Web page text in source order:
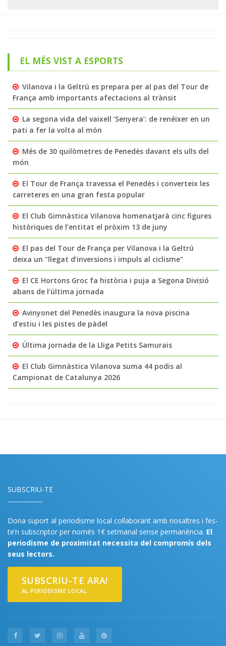
EL MÉS VIST A ESPORTS
Vilanova i la Geltrú es prepara per al pas del Tour de
França amb importants afectacions al trànsit
La segona vida del vaixell ‘Senyera’: de renéixer en un
pati a fer la volta al món
Més de 30 quilòmetres de Penedès davant els ulls del
món
El Tour de França travessa el Penedès i converteix les
carreteres en una gran festa popular
El Club Gimnàstica Vilanova homenatjarà cinc figures
històriques de l’entitat el pròxim 13 de juny
El pas del Tour de França per Vilanova i la Geltrú
deixa un "llegat d’inversions i impuls al ciclisme"
El CE Hortons Groc fa història i puja a Segona Divisió
abans de l’última jornada
Avinyonet del Penedès inaugura la nova piscina
d’estiu i les pistes de pàdel
Última jornada de la Lliga Petits Samurais
El Club Gimnàstica Vilanova suma 44 podis al
Campionat de Catalunya 2026
SUBSCRIU-TE
Dona suport al periodisme local col·laborant amb nosaltres i fes-
te’n subscriptor per només 1€ setmanal sense permanència. El
periodisme de proximitat necessita del compromís dels
seus lectors.
SUBSCRIU-TE ARA!
AL PERIODISME LOCAL